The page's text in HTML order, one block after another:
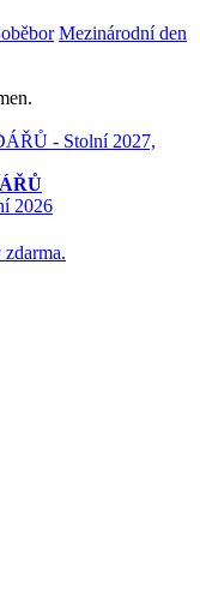
Mezinárodní den
2026